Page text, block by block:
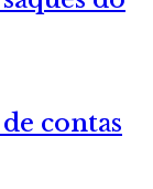
contas